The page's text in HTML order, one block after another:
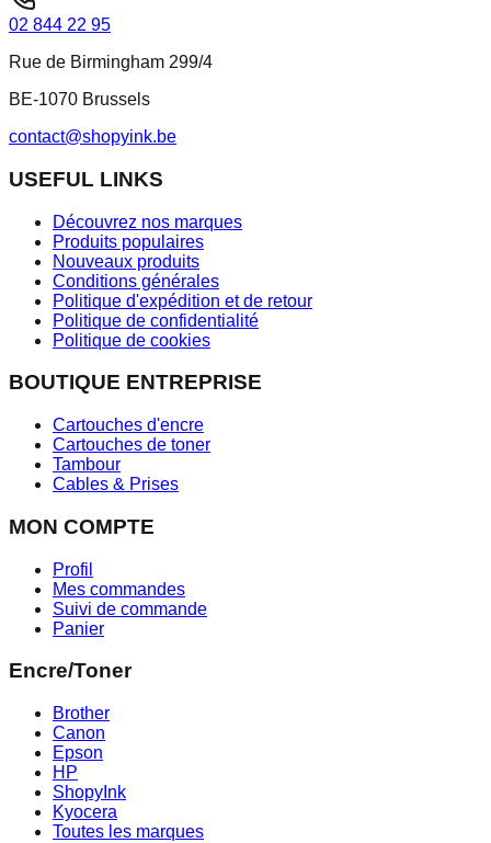
02 844 22 95
Rue de Birmingham 299/4
BE-1070 Brussels
contact@shopyink.be
USEFUL LINKS
Découvrez nos marques
Produits populaires
Nouveaux produits
Conditions générales
Politique d'expédition et de retour
Politique de confidentialité
Politique de cookies
BOUTIQUE ENTREPRISE
Cartouches d'encre
Cartouches de toner
Tambour
Cables & Prises
MON COMPTE
Profil
Mes commandes
Suivi de commande
Panier
Encre/Toner
Brother
Canon
Epson
HP
ShopyInk
Kyocera
Toutes les marques